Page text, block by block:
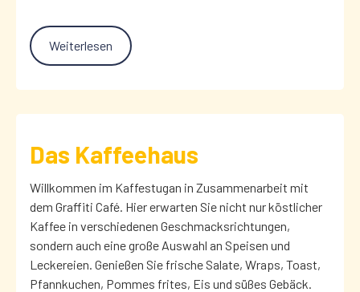
Weiterlesen
Das Kaffeehaus
Willkommen im Kaffestugan in Zusammenarbeit mit
dem Graffiti Café. Hier erwarten Sie nicht nur köstlicher
Kaffee in verschiedenen Geschmacksrichtungen,
sondern auch eine große Auswahl an Speisen und
Leckereien. Genießen Sie frische Salate, Wraps, Toast,
Pfannkuchen, Pommes frites, Eis und süßes Gebäck.